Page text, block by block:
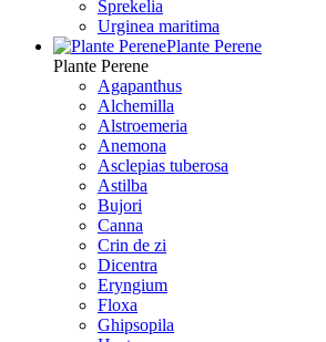
Sprekelia
Urginea maritima
Plante Perene
Plante Perene
Agapanthus
Alchemilla
Alstroemeria
Anemona
Asclepias tuberosa
Astilba
Bujori
Canna
Crin de zi
Dicentra
Eryngium
Floxa
Ghipsopila